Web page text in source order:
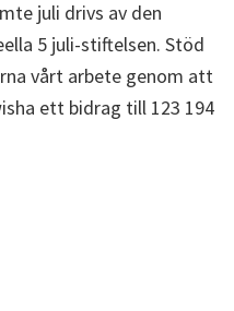
juli drivs av den
5 juli-stiftelsen. Stöd
vårt arbete genom att
ett bidrag till 123 194